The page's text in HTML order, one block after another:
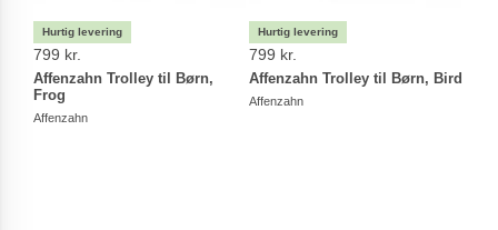
799 kr.
Affenzahn Trolley til Børn,
Frog
Affenzahn
799 kr.
Affenzahn Trolley til Børn, Bird
Affenzahn